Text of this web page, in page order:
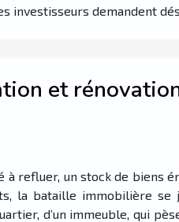
investisseurs demandent
et
à refluer, un stock de biens
la bataille immobilière se
d’un immeuble, qui